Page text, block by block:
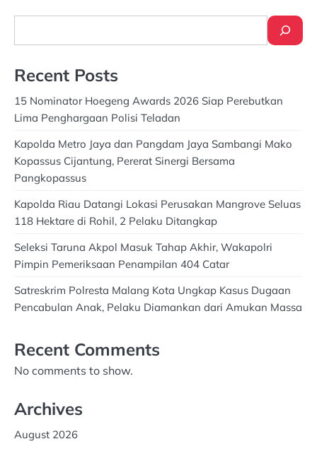
Recent Posts
15 Nominator Hoegeng Awards 2026 Siap Perebutkan
Lima Penghargaan Polisi Teladan
Kapolda Metro Jaya dan Pangdam Jaya Sambangi Mako
Kopassus Cijantung, Pererat Sinergi Bersama
Pangkopassus
Kapolda Riau Datangi Lokasi Perusakan Mangrove Seluas
118 Hektare di Rohil, 2 Pelaku Ditangkap
Seleksi Taruna Akpol Masuk Tahap Akhir, Wakapolri
Pimpin Pemeriksaan Penampilan 404 Catar
Satreskrim Polresta Malang Kota Ungkap Kasus Dugaan
Pencabulan Anak, Pelaku Diamankan dari Amukan Massa
Recent Comments
No comments to show.
Archives
August 2026